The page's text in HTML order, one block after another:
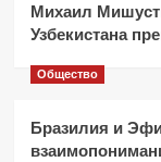
Михаил
Узбекистана
Общество
Бразилия и